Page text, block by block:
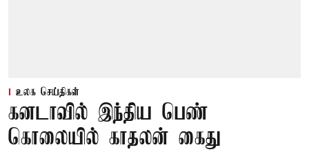
உலக செய்திகள்
கனடாவில் இந்திய பெண்
கொலையில் காதலன் கைது